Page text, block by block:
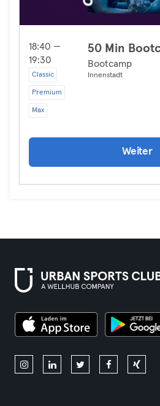
18:40 —
19:30
Classic
Premium
Max
50 Min
Bootcamp
Innenstadt
Weiter